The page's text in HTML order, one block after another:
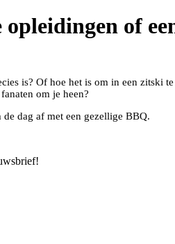
of
is? Of hoe het is om in een zitski
om je heen?
dag af met een gezellige BBQ.